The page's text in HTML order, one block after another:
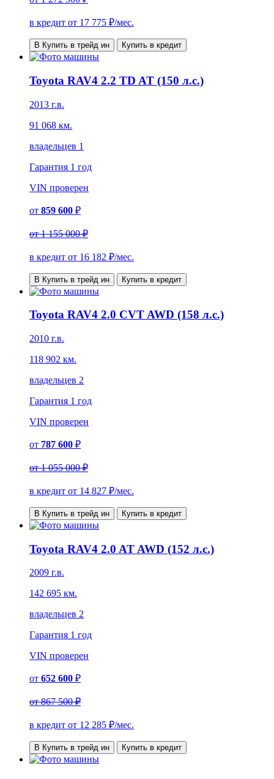
в кредит от 17 775 ₽/мес.
В Купить в трейд ин Купить в кредит
Toyota RAV4 2.2 TD AT (150 л.с.)
2013 г.в.
91 068 км.
владельцев 1
Гарантия 1 год
VIN проверен
от 859 600 ₽
от1 155 000 ₽
в кредит от 16 182 ₽/мес.
В Купить в трейд ин Купить в кредит
Toyota RAV4 2.0 CVT AWD (158 л.с.)
2010 г.в.
118 902 км.
владельцев 2
Гарантия 1 год
VIN проверен
от 787 600 ₽
от1 055 000 ₽
в кредит от 14 827 ₽/мес.
В Купить в трейд ин Купить в кредит
Toyota RAV4 2.0 AT AWD (152 л.с.)
2009 г.в.
142 695 км.
владельцев 2
Гарантия 1 год
VIN проверен
от 652 600 ₽
от867 500 ₽
в кредит от 12 285 ₽/мес.
В Купить в трейд ин Купить в кредит